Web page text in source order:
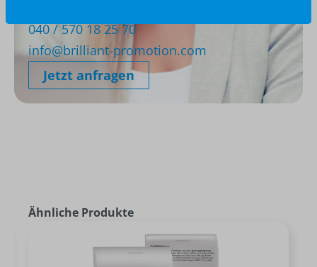
040 / 570 18 25 70
info@brilliant-promotion.com
Jetzt anfragen
Ähnliche Produkte